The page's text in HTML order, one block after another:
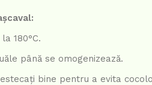
180°C.
până se omogenizează.
bine pentru a evita